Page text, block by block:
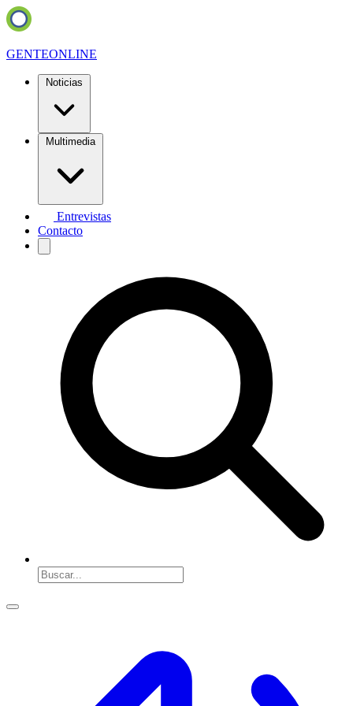
GENTEONLINE
Noticias
Multimedia
Entrevistas
Contacto